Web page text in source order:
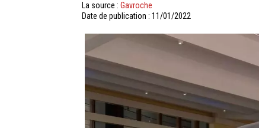
La source : Gavroche
Date de publication : 11/01/2022